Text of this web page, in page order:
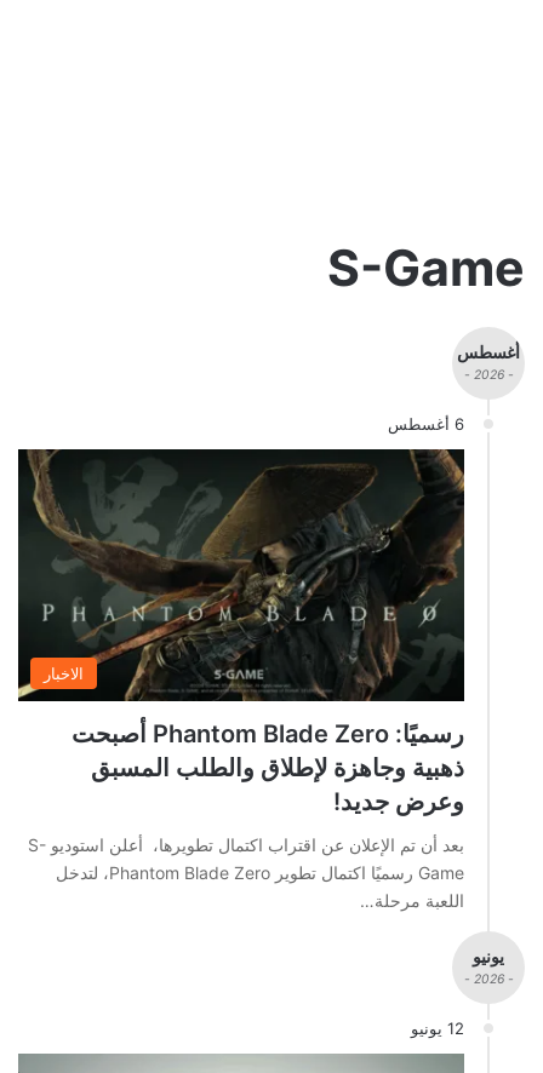
S-Game
أغسطس
- 2026 -
6 أغسطس
الاخبار
رسميًا: Phantom Blade Zero أصبحت
ذهبية وجاهزة لإطلاق والطلب المسبق
وعرض جديد!
بعد أن تم الإعلان عن اقتراب اكتمال تطويرها، أعلن استوديو S-
Game رسميًا اكتمال تطوير Phantom Blade Zero، لتدخل
اللعبة مرحلة…
يونيو
- 2026 -
12 يونيو